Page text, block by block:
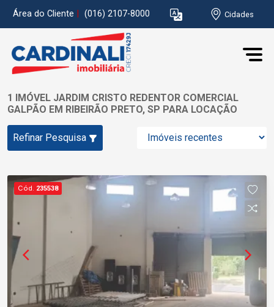
Área do Cliente (016) 2107-8000 Cidades
1 IMÓVEL JARDIM CRISTO REDENTOR COMERCIAL
GALPÃO EM RIBEIRÃO PRETO, SP PARA LOCAÇÃO
Refinar Pesquisa
Cód. 235538